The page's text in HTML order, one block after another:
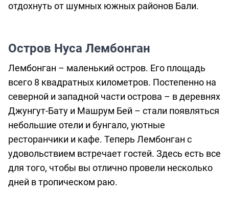
Соглашение
услуг
отдохнуть от шумных южных районов Бали.
Остров Нуса Лембонган
Лембонган – маленький остров. Его площадь
всего 8 квадратных километров. Постепенно на
северной и западной части острова – в деревнях
Джунгут-Бату и Машрум Бей – стали появляться
небольшие отели и бунгало, уютные
ресторанчики и кафе. Теперь Лембонган с
удовольствием встречает гостей. Здесь есть все
для того, чтобы вы отлично провели несколько
дней в тропическом раю.